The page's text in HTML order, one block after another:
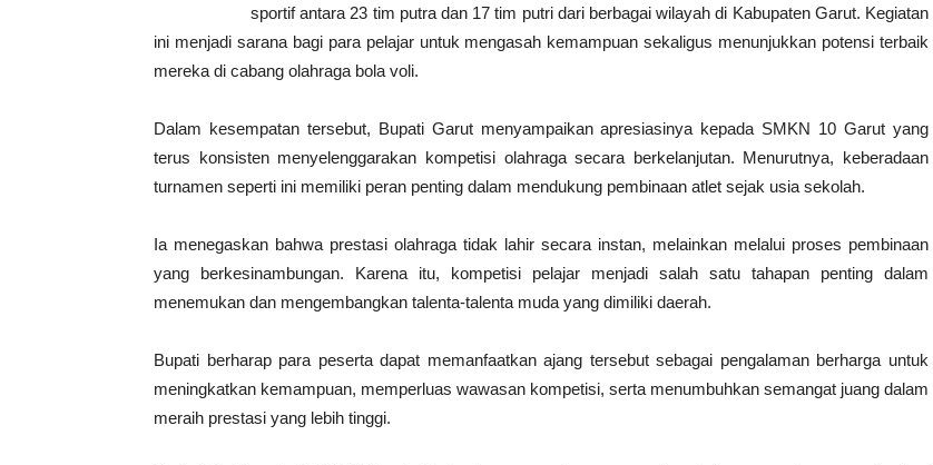
sportif antara 23 tim putra dan 17 tim putri dari berbagai wilayah di Kabupaten Garut. Kegiatan
ini menjadi sarana bagi para pelajar untuk mengasah kemampuan sekaligus menunjukkan potensi terbaik
mereka di cabang olahraga bola voli.
Dalam kesempatan tersebut, Bupati Garut menyampaikan apresiasinya kepada SMKN 10 Garut yang
terus konsisten menyelenggarakan kompetisi olahraga secara berkelanjutan. Menurutnya, keberadaan
turnamen seperti ini memiliki peran penting dalam mendukung pembinaan atlet sejak usia sekolah.
Ia menegaskan bahwa prestasi olahraga tidak lahir secara instan, melainkan melalui proses pembinaan
yang berkesinambungan. Karena itu, kompetisi pelajar menjadi salah satu tahapan penting dalam
menemukan dan mengembangkan talenta-talenta muda yang dimiliki daerah.
Bupati berharap para peserta dapat memanfaatkan ajang tersebut sebagai pengalaman berharga untuk
meningkatkan kemampuan, memperluas wawasan kompetisi, serta menumbuhkan semangat juang dalam
meraih prestasi yang lebih tinggi.